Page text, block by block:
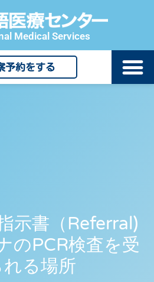
Medical Services
予約をする
示書（Referral)
のPCR検査を受
る場所